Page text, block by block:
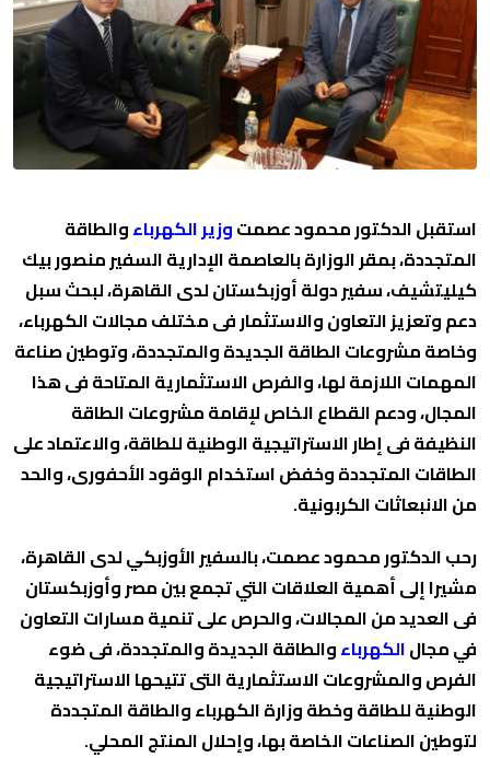
استقبل الدكتور محمود عصمتوزير الكهرباءوالطاقة
المتجددة، بمقر الوزارة بالعاصمة الإدارية السفير منصور بيك
كيليتشيف، سفير دولة أوزبكستان لدى القاهرة، لبحث سبل
دعم وتعزيز التعاون والاستثمار فى مختلف مجالات الكهرباء،
وخاصة مشروعات الطاقة الجديدة والمتجددة، وتوطين صناعة
المهمات اللازمة لها، والفرص الاستثمارية المتاحة فى هذا
المجال، ودعم القطاع الخاص لإقامة مشروعات الطاقة
النظيفة فى إطار الاستراتيجية الوطنية للطاقة، والاعتماد على
الطاقات المتجددة وخفض استخدام الوقود الأحفورى، والحد
من الانبعاثات الكربونية.
رحب الدكتور محمود عصمت، بالسفير الأوزبكي لدى القاهرة،
مشيرا إلى أهمية العلاقات التي تجمع بين مصر وأوزبكستان
فى العديد من المجالات، والحرص على تنمية مسارات التعاون
في مجالالكهرباءوالطاقة الجديدة والمتجددة، فى ضوء
الفرص والمشروعات الاستثمارية التى تتيحها الاستراتيجية
الوطنية للطاقة وخطة وزارة الكهرباء والطاقة المتجددة
لتوطين الصناعات الخاصة بها، وإحلال المنتج المحلي.